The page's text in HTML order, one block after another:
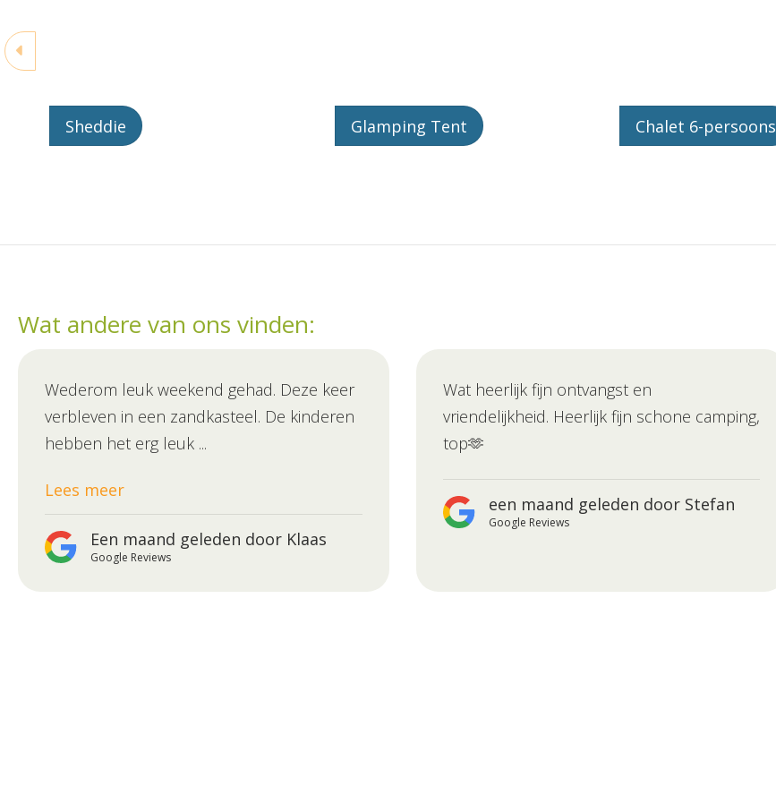
Sheddie Glamping Tent Chalet 6-persoons
Wat andere van ons vinden:
Wederom leuk weekend gehad. Deze keer
verbleven in een zandkasteel. De kinderen
hebben het erg leuk ...
Lees meer
Een maand geleden door Klaas
Google Reviews
Wat heerlijk fijn ontvangst en
vriendelijkheid. Heerlijk fijn schone camping,
top🫶
een maand geleden door Stefan
Google Reviews